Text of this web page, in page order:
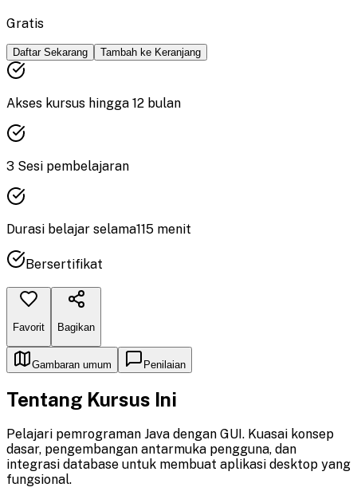
Gratis
Daftar Sekarang Tambah ke Keranjang
Akses kursus hingga 12 bulan
3 Sesi pembelajaran
Durasi belajar selama115 menit
Bersertifikat
Favorit Bagikan
Gambaran umum Penilaian
Tentang Kursus Ini
Pelajari pemrograman Java dengan GUI. Kuasai konsep
dasar, pengembangan antarmuka pengguna, dan
integrasi database untuk membuat aplikasi desktop yang
fungsional.